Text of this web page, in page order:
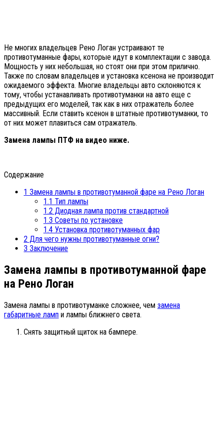
Не многих владельцев Рено Логан устраивают те
противотуманные фары, которые идут в комплектации с завода.
Мощность у них небольшая, но стоят они при этом прилично.
Также по словам владельцев и установка ксенона не производит
ожидаемого эффекта. Многие владельцы авто склоняются к
тому, чтобы устанавливать противотуманки на авто еще с
предыдущих его моделей, так как в них отражатель более
массивный. Если ставить ксенон в штатные противотуманки, то
от них может плавиться сам отражатель.
Замена лампы ПТФ на видео ниже.
Содержание
1 Замена лампы в противотуманной фаре на Рено Логан
1.1 Тип лампы
1.2 Диодная лампа против стандартной
1.3 Советы по установке
1.4 Установка противотуманных фар
2 Для чего нужны противотуманные огни?
3 Заключение
Замена лампы в противотуманной фаре
на Рено Логан
Замена лампы в противотуманке сложнее, чем замена
габаритные ламп и лампы ближнего света.
Снять защитный щиток на бампере.